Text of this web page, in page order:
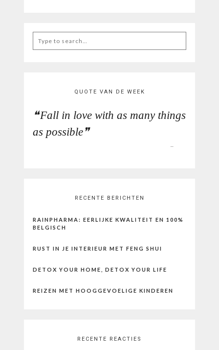
for:
QUOTE VAN DE WEEK
Fall in love with as many things
as possible
RECENTE BERICHTEN
RAINPHARMA: EERLIJKE KWALITEIT EN 100%
BELGISCH
RUST IN JE INTERIEUR MET FENG SHUI
DETOX YOUR HOME, DETOX YOUR LIFE
REIZEN MET HOOGGEVOELIGE KINDEREN
RECENTE REACTIES